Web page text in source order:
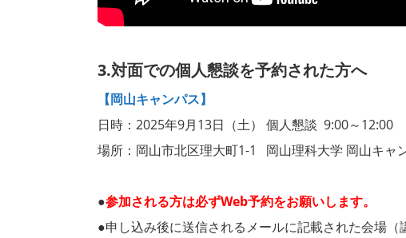
3.対面での個人懇談を予約された方へ
【岡山キャンパス】
日時：2025年9月13日（土） 個人懇談 9:00～
場所：岡山市北区理大町1-1 岡山理科大学 岡山キャ
●参加される方は必ずWeb予約をお願いします。
●申し込み後に送信されるメールに記載された会場